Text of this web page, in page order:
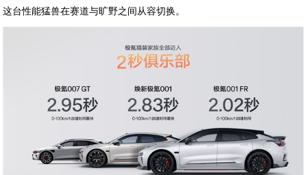
这台性能猛兽在赛道与旷野之间从容切换。